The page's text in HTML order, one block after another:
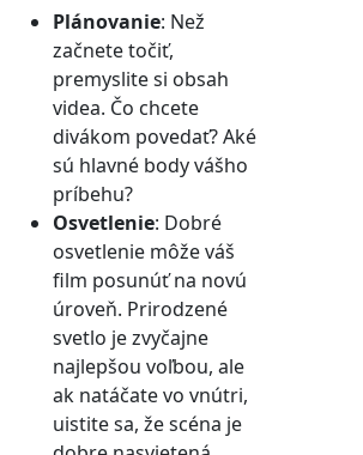
Plánovanie: Než
začnete točiť,
premyslite si obsah
videa. Čo chcete
divákom povedať? Aké
sú hlavné body vášho
príbehu?
Osvetlenie: Dobré
osvetlenie môže váš
film posunúť na novú
úroveň. Prirodzené
svetlo je zvyčajne
najlepšou voľbou, ale
ak natáčate vo vnútri,
uistite sa, že scéna je